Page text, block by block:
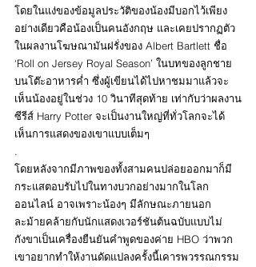
โดยในแง่ของข้อมูลประวัติของน้องมีบอกไว้เพียง
อย่างเดียวคือน้องเป็นคนอังกฤษ และเคยปรากฏตัว
ในผลงานโฆษณามันฝรั่งของ Albert Bartlett ชื่อ
‘Roll on Jersey Royal Season’ ในบทของลูกชาย
บนโต๊ะอาหารค่ำ ซึ่งผู้เขียนได้ไปหาชมมาแล้วจะ
เห็นน้องอยู่ในช่วง 10 วินาทีสุดท้าย เท่ากับว่าผลงาน
ซีรีส์ Harry Potter จะเป็นงานใหญ่ที่ทั่วโลกจะได้
เห็นการแสดงของเขาแบบเต็มๆ
.
โดยหลังจากมีภาพของทั้งสามคนปล่อยออกมาก็มี
กระแสตอบรับไปในทางบวกอย่างมากในโลก
ออนไลน์ อาจเพราะน้องๆ มีลักษณะภายนอก
ละม้ายคล้ายกับนักแสดงเวอร์ชันต้นฉบับแบบไม่
กังขาเป็นเครื่องยืนยันคำพูดของค่าย HBO ว่าพวก
เขาอยากทำให้งานดัดแปลงครั้งนี้เคารพวรรณกรรม